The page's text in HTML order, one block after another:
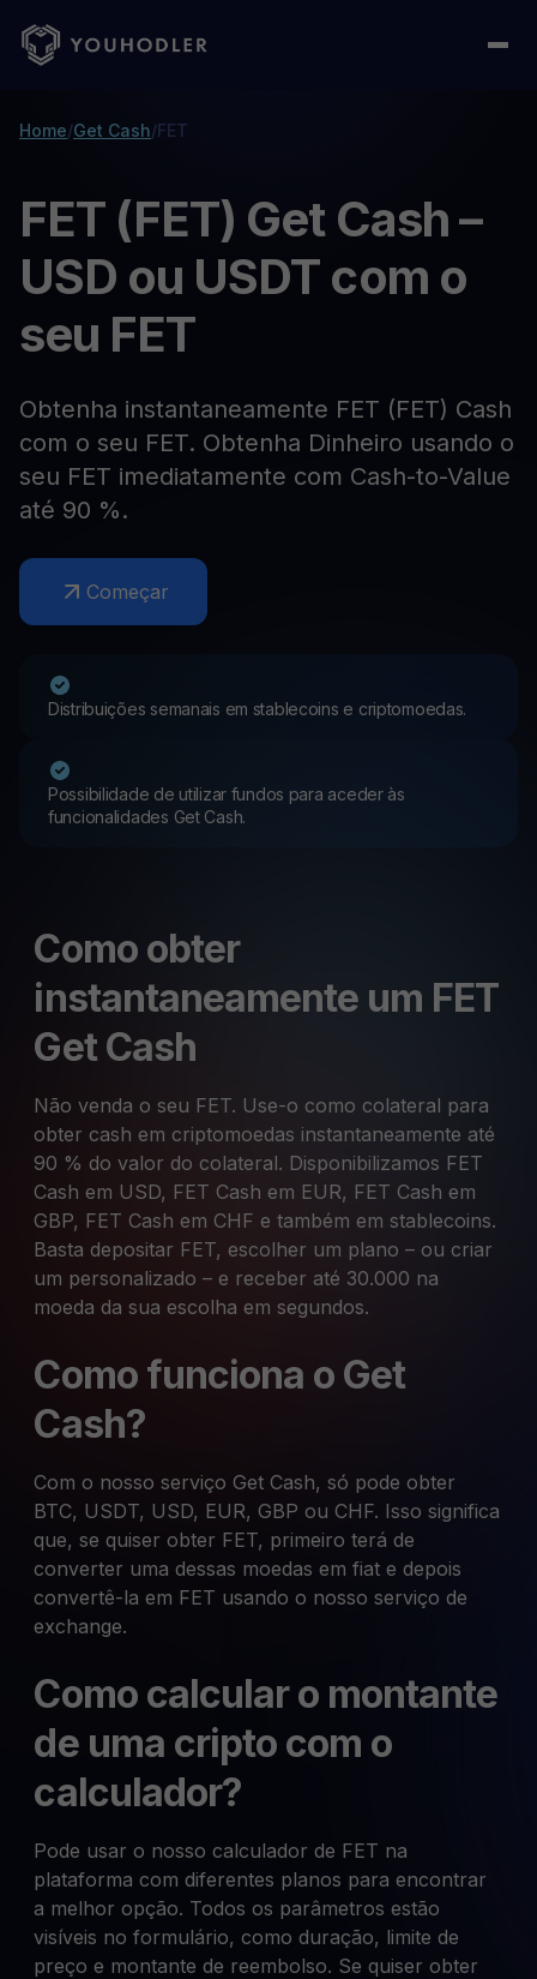
Home/Get Cash/FET
FET (FET) Get Cash –
USD ou USDT com o
seu FET
Obtenha instantaneamente FET (FET) Cash
com o seu FET. Obtenha Dinheiro usando o
seu FET imediatamente com Cash-to-Value
até 90 %.
Começar
Distribuições semanais em stablecoins e criptomoedas.
Possibilidade de utilizar fundos para aceder às
funcionalidades Get Cash.
Como obter
instantaneamente um FET
Get Cash
Não venda o seu FET. Use-o como colateral para
obter cash em criptomoedas instantaneamente até
90 % do valor do colateral. Disponibilizamos FET
Cash em USD, FET Cash em EUR, FET Cash em
GBP, FET Cash em CHF e também em stablecoins.
Basta depositar FET, escolher um plano – ou criar
um personalizado – e receber até 30.000 na
moeda da sua escolha em segundos.
Como funciona o Get
Cash?
Com o nosso serviço Get Cash, só pode obter
BTC, USDT, USD, EUR, GBP ou CHF. Isso significa
que, se quiser obter FET, primeiro terá de
converter uma dessas moedas em fiat e depois
convertê-la em FET usando o nosso serviço de
exchange.
Como calcular o montante
de uma cripto com o
calculador?
Pode usar o nosso calculador de FET na
plataforma com diferentes planos para encontrar
a melhor opção. Todos os parâmetros estão
visíveis no formulário, como duração, limite de
preço e montante de reembolso. Se quiser obter